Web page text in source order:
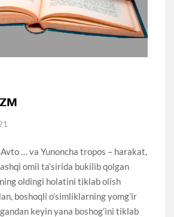
… va Yunoncha tropos – harakat,
omil ta’sirida bukilib qolgan
oldingi holatini tiklab olish
boshoqli o’simliklarning yomg’ir
keyin yana boshog’ini tiklab